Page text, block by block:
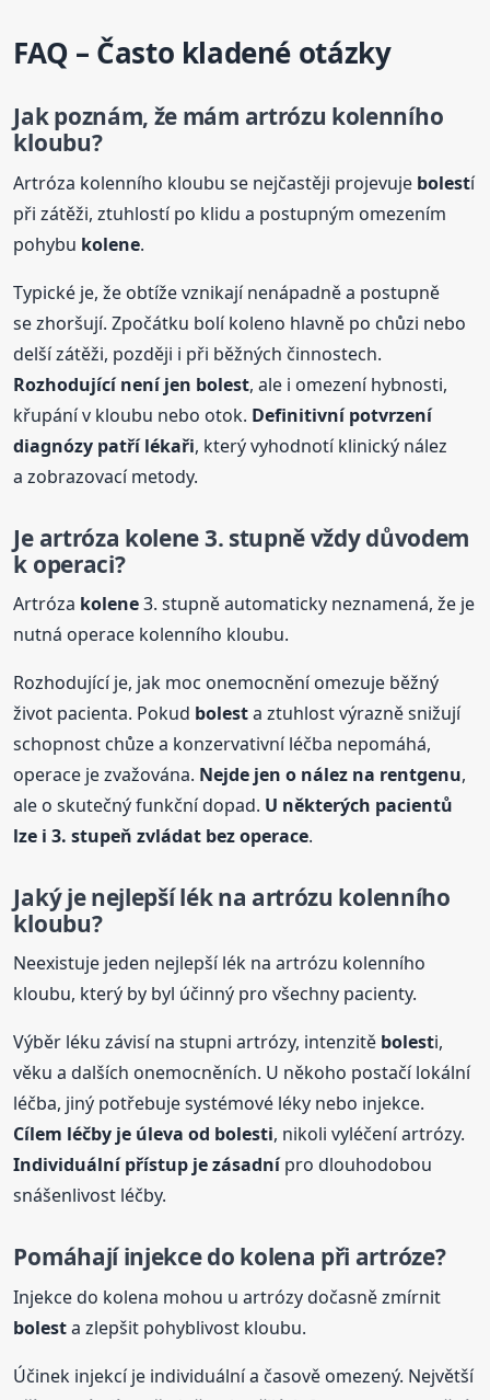
FAQ – Často kladené otázky
Jak poznám, že mám artrózu kolenního
kloubu?
Artróza kolenního kloubu se nejčastěji projevuje bolestí
při zátěži, ztuhlostí po klidu a postupným omezením
pohybu kolene.
Typické je, že obtíže vznikají nenápadně a postupně
se zhoršují. Zpočátku bolí koleno hlavně po chůzi nebo
delší zátěži, později i při běžných činnostech.
Rozhodující není jen bolest, ale i omezení hybnosti,
křupání v kloubu nebo otok. Definitivní potvrzení
diagnózy patří lékaři, který vyhodnotí klinický nález
a zobrazovací metody.
Je artróza kolene3. stupně vždy důvodem
k operaci?
Artróza kolene3. stupně automaticky neznamená, že je
nutná operace kolenního kloubu.
Rozhodující je, jak moc onemocnění omezuje běžný
život pacienta. Pokud bolesta ztuhlost výrazně snižují
schopnost chůze a konzervativní léčba nepomáhá,
operace je zvažována. Nejde jen o nález na rentgenu,
ale o skutečný funkční dopad. U některých pacientů
lze i 3. stupeň zvládat bez operace.
Jaký je nejlepší lék na artrózu kolenního
kloubu?
Neexistuje jeden nejlepší lék na artrózu kolenního
kloubu, který by byl účinný pro všechny pacienty.
Výběr léku závisí na stupni artrózy, intenzitě bolesti,
věku a dalších onemocněních. U někoho postačí lokální
léčba, jiný potřebuje systémové léky nebo injekce.
Cílem léčby je úleva od bolesti, nikoli vyléčení artrózy.
Individuální přístup je zásadnípro dlouhodobou
snášenlivost léčby.
Pomáhají injekce do kolena při artróze?
Injekce do kolena mohou u artrózy dočasně zmírnit
bolesta zlepšit pohyblivost kloubu.
Účinek injekcí je individuální a časově omezený. Největší